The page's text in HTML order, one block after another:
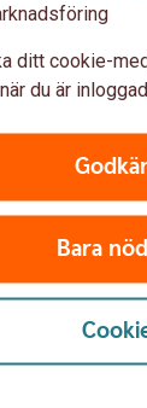
ditt cookie-
du är
Bara